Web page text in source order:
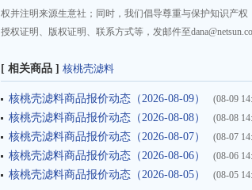
权并注明来源生意社；同时，我们倡导尊重与保护知识产权
授权证明、版权证明、联系方式等，发邮件至
[ 相关商品 ] 核桃壳滤料
核桃壳滤料商品报价动态（2026-08-09） (08-09
核桃壳滤料商品报价动态（2026-08-08） (08-08
核桃壳滤料商品报价动态（2026-08-07） (08-07
核桃壳滤料商品报价动态（2026-08-06） (08-06
核桃壳滤料商品报价动态（2026-08-05） (08-05